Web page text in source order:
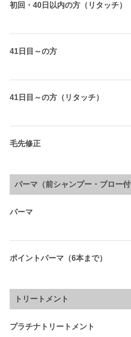
初回・40日以内の方（リタッチ）
41日目～の方
41日目～の方（リタッチ）
毛先修正
パーマ（前シャンプー・ブロー付
パーマ
ポイントパーマ（6本まで）
トリートメント
プラチナトリートメント